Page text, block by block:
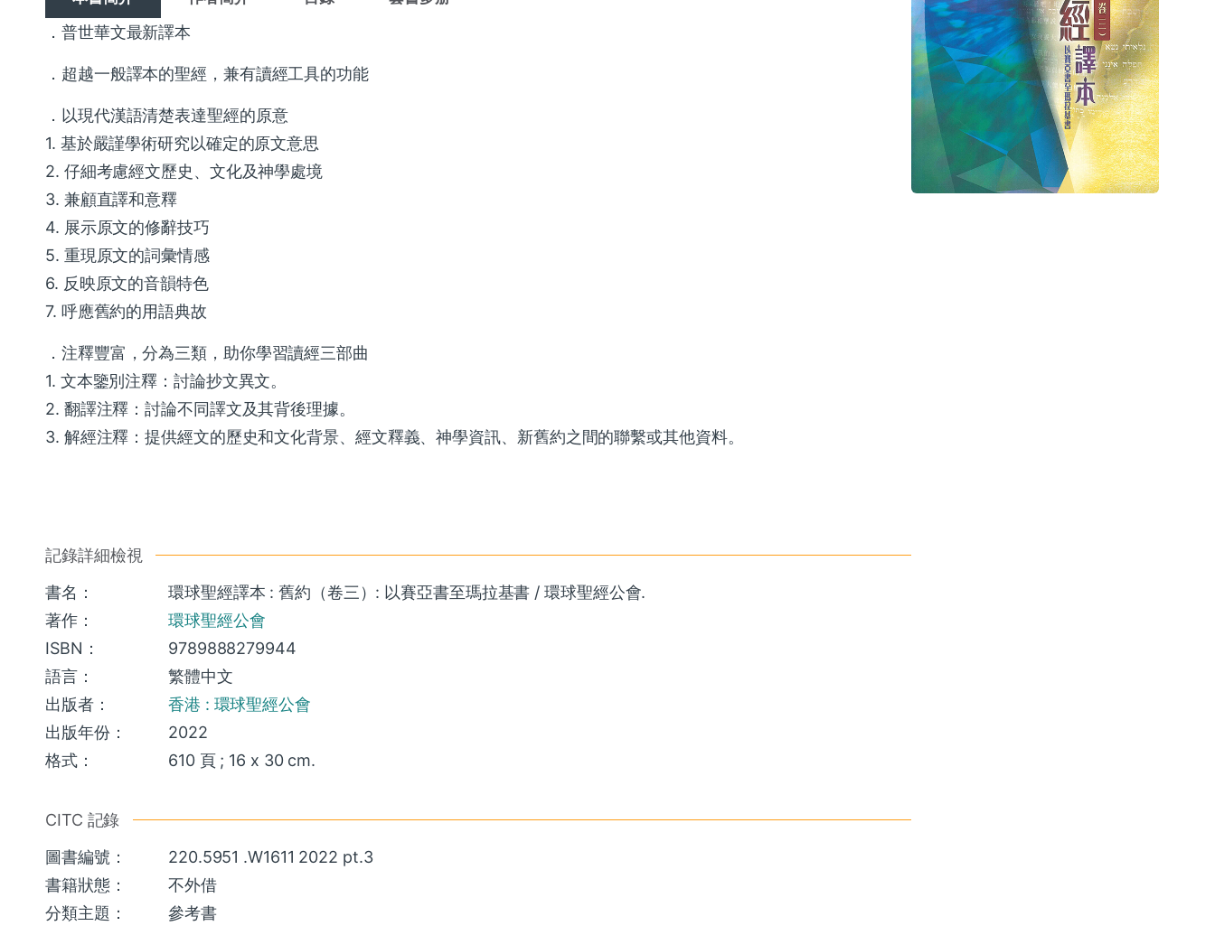
．普世華文最新譯本
．超越一般譯本的聖經，兼有讀經工具的功能
．以現代漢語清楚表達聖經的原意
1. 基於嚴謹學術研究以確定的原文意思
2. 仔細考慮經文歷史、文化及神學處境
3. 兼顧直譯和意釋
4. 展示原文的修辭技巧
5. 重現原文的詞彙情感
6. 反映原文的音韻特色
7. 呼應舊約的用語典故
．注釋豐富，分為三類，助你學習讀經三部曲
1. 文本鑒別注釋：討論抄文異文。
2. 翻譯注釋：討論不同譯文及其背後理據。
3. 解經注釋：提供經文的歷史和文化背景、經文釋義、神學資訊、新舊約之間的聯繫或其他資料。
記錄詳細檢視
書名：
環球聖經譯本 : 舊約（卷三）: 以賽亞書至瑪拉基書 / 環球聖經公會.
著作：
環球聖經公會
ISBN：
9789888279944
語言：
繁體中文
出版者：
香港 : 環球聖經公會
出版年份：
2022
格式：
610 頁 ; 16 x 30 cm.
CITC 記錄
圖書編號：
220.5951 .W1611 2022 pt.3
書籍狀態：
不外借
分類主題：
參考書